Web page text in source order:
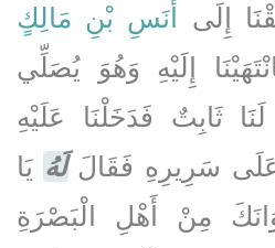
إِلَى أَنَسِ بْنِ مَالِكٍ
إِلَيْهِ وَهُوَ يُصَلِّي
ثَابِتٌ فَدَخَلْنَا عَلَيْهِ
عَلَى سَرِيرِهِ فَقَالَلَهُ يَا
مِنْ أَهْلِ الْبَصْرَةِ